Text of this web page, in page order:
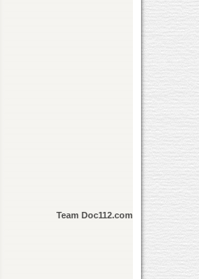
Team Doc112.com